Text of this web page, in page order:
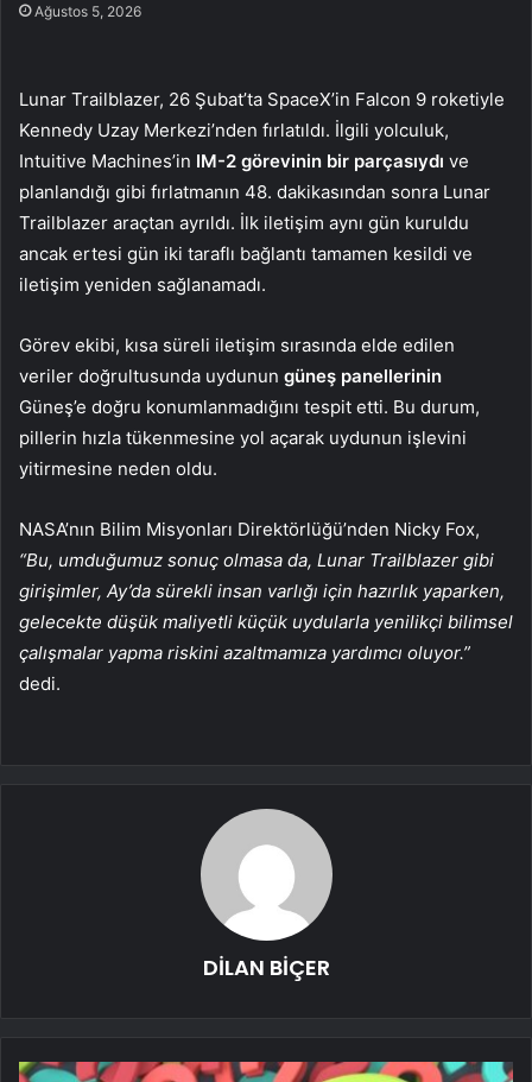
Ağustos 5, 2026
Lunar Trailblazer, 26 Şubat’ta SpaceX’in Falcon 9 roketiyle
Kennedy Uzay Merkezi’nden fırlatıldı. İlgili yolculuk,
Intuitive Machines’in IM-2 görevinin bir parçasıydı ve
planlandığı gibi fırlatmanın 48. dakikasından sonra Lunar
Trailblazer araçtan ayrıldı. İlk iletişim aynı gün kuruldu
ancak ertesi gün iki taraflı bağlantı tamamen kesildi ve
iletişim yeniden sağlanamadı.
Görev ekibi, kısa süreli iletişim sırasında elde edilen
veriler doğrultusunda uydunun güneş panellerinin
Güneş’e doğru konumlanmadığını tespit etti. Bu durum,
pillerin hızla tükenmesine yol açarak uydunun işlevini
yitirmesine neden oldu.
NASA’nın Bilim Misyonları Direktörlüğü’nden Nicky Fox,
“Bu, umduğumuz sonuç olmasa da, Lunar Trailblazer gibi
girişimler, Ay’da sürekli insan varlığı için hazırlık yaparken,
gelecekte düşük maliyetli küçük uydularla yenilikçi bilimsel
çalışmalar yapma riskini azaltmamıza yardımcı oluyor.”
dedi.
DİLAN BİÇER